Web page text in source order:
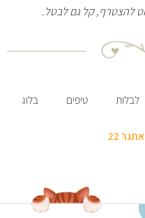
לבלות טיפים בלוג
אתגר 22